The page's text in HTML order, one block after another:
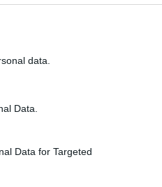
data.
Data.
Data for Targeted
της ΝΕΡΙΤ, η οποία
σε εθνικό και διεθνές
και ζητήματα που
μέσα στην Ελλάδα. Οι
φορέα και λόγω της
δυνάμεις.
έναν αριθμό
από την κυβερνητική